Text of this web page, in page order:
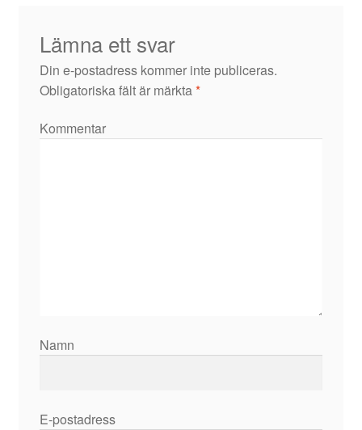
Lämna ett svar
Din e-postadress kommer inte publiceras.
Obligatoriska fält är märkta*
Kommentar
Namn
E-postadress